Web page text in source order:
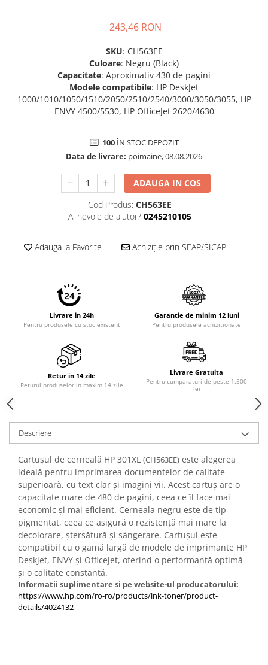
243,46 RON
SKU: CH563EE
Culoare: Negru (Black)
Capacitate: Aproximativ 430 de pagini
Modele compatibile: HP DeskJet
1000/1010/1050/1510/2050/2510/2540/3000/3050/3055, HP
ENVY 4500/5530, HP OfficeJet 2620/4630
100ÎN STOC DEPOZIT
Data de livrare: poimaine, 08.08.2026
ADAUGA IN COS
Cod Produs: CH563EE
Ai nevoie de ajutor? 0245210105
Adauga la Favorite Achiziție prin SEAP/SICAP
Livrare in 24h
Pentru produsele cu stoc existent
Garantie de minim 12 luni
Pentru produsele achizitionate
Retur in 14 zile
Returul produselor in maxim 14 zile
Livrare Gratuita
Pentru cumparaturi de peste 1.500
lei
Descriere
Cartușul de cerneală HP 301XL (CH563EE) este alegerea
ideală pentru imprimarea documentelor de calitate
superioară, cu text clar și imagini vii. Acest cartuș are o
capacitate mare de 480 de pagini, ceea ce îl face mai
economic și mai eficient. Cerneala negru este de tip
pigmentat, ceea ce asigură o rezistență mai mare la
decolorare, ștersătură și sângerare. Cartușul este
compatibil cu o gamă largă de modele de imprimante HP
Deskjet, ENVY și Officejet, oferind o performanță optimă
și o calitate constantă.
Informatii suplimentare si pe website-ul producatorului:
https://www.hp.com/ro-ro/products/ink-toner/product-
details/4024132